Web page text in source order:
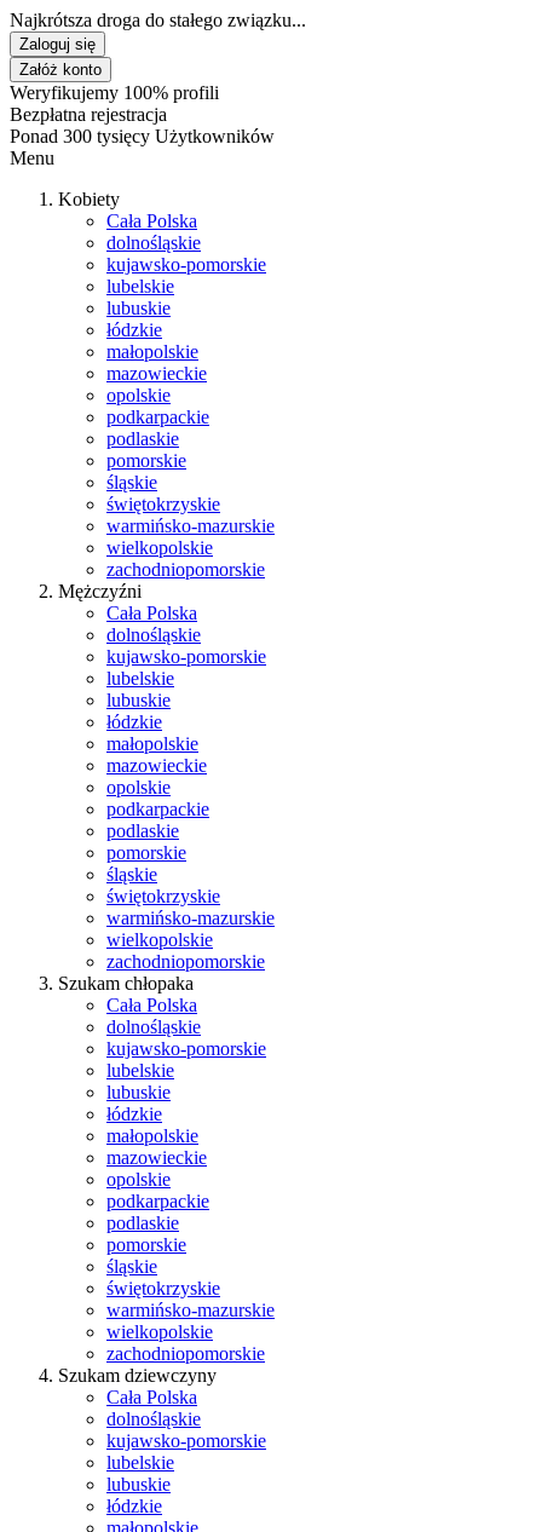
Najkrótsza droga do stałego związku...
Zaloguj się
Załóż konto
Weryfikujemy 100% profili
Bezpłatna rejestracja
Ponad 300 tysięcy Użytkowników
Menu
Kobiety
Cała Polska
dolnośląskie
kujawsko-pomorskie
lubelskie
lubuskie
łódzkie
małopolskie
mazowieckie
opolskie
podkarpackie
podlaskie
pomorskie
śląskie
świętokrzyskie
warmińsko-mazurskie
wielkopolskie
zachodniopomorskie
Mężczyźni
Cała Polska
dolnośląskie
kujawsko-pomorskie
lubelskie
lubuskie
łódzkie
małopolskie
mazowieckie
opolskie
podkarpackie
podlaskie
pomorskie
śląskie
świętokrzyskie
warmińsko-mazurskie
wielkopolskie
zachodniopomorskie
Szukam chłopaka
Cała Polska
dolnośląskie
kujawsko-pomorskie
lubelskie
lubuskie
łódzkie
małopolskie
mazowieckie
opolskie
podkarpackie
podlaskie
pomorskie
śląskie
świętokrzyskie
warmińsko-mazurskie
wielkopolskie
zachodniopomorskie
Szukam dziewczyny
Cała Polska
dolnośląskie
kujawsko-pomorskie
lubelskie
lubuskie
łódzkie
małopolskie